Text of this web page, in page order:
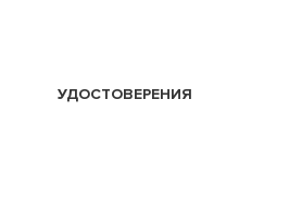
УДОСТОВЕРЕНИЯ